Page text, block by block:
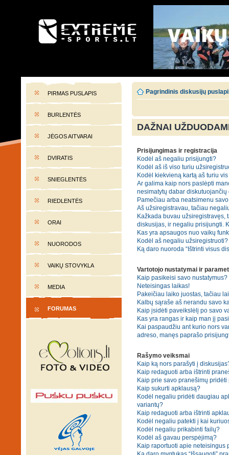
EXTREME-SPORTS.LT
PIRMAS PUSLAPIS
BURLENTĖS
JĖGOS AITVARAI
DVIRATIS
SNIEGLENTĖS
RIEDLENTĖS
ORAI
NUORODOS
VAIKŲ STOVYKLA
MEDIA
FORUMAS
Pagrindinis diskusijų
DAŽNAI
Prisijungimas ir registracija
Kodėl aš negaliu prisijungti?
Kodėl aš iš viso turiu
Kodėl kiekvieną kartą aš turiu
Ar galima kaip nors paslėpti
nesimatytų dabar
Pamečiau arba neatsimenu
Aš užsiregistravau, tačiau
Kažkada buvau užsiregistravęs,
diskusijas, ir negaliu prisijungti.
Kas yra apsaugos nuo vaikų
Kodėl aš negaliu užsiregistruoti?
Ką daro nuoroda “Ištrinti visus
Vartotojo nustatymai ir
Kaip pasikeisi savo nustatymus?
Neteisingas laikas!
Pakeičiau laiko juostas, tačiau
Kalbų sąraše aš nerandu savo
Kaip įsidėti paveikslėlį po savo
Kas yra rangas ir kaip man jį
Kai paspaudžiu ant kurio nors
adreso, manęs paprašo
Rašymo veiksmai
Kaip ką nors parašyti į
Kaip redaguoti arba ištrinti
Kaip prie savo pranešimų pridėti
Kaip sukurti apklausą?
Kodėl negaliu pridėti daugiau
variantų?
Kaip redaguoti arba ištrinti
Kodėl negaliu patekti į kai
Kodėl negaliu prikabinti failų?
Kodėl aš gavau perspėjimą?
Kaip raportuoti apie neteisingus